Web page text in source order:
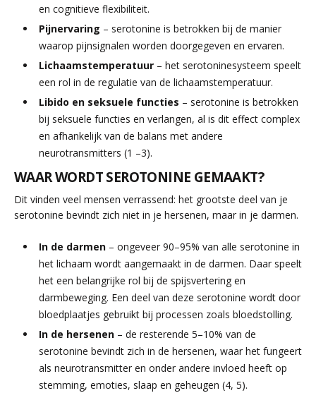
en cognitieve flexibiliteit.
Pijnervaring – serotonine is betrokken bij de manier
waarop pijnsignalen worden doorgegeven en ervaren.
Lichaamstemperatuur – het serotoninesysteem speelt
een rol in de regulatie van de lichaamstemperatuur.
Libido en seksuele functies – serotonine is betrokken
bij seksuele functies en verlangen, al is dit effect complex
en afhankelijk van de balans met andere
neurotransmitters (1 –3).
WAAR WORDT SEROTONINE GEMAAKT?
Dit vinden veel mensen verrassend: het grootste deel van je
serotonine bevindt zich niet in je hersenen, maar in je darmen.
In de darmen– ongeveer 90–95% van alle serotonine in
het lichaam wordt aangemaakt in de darmen. Daar speelt
het een belangrijke rol bij de spijsvertering en
darmbeweging. Een deel van deze serotonine wordt door
bloedplaatjes gebruikt bij processen zoals bloedstolling.
In de hersenen – de resterende 5–10% van de
serotonine bevindt zich in de hersenen, waar het fungeert
als neurotransmitter en onder andere invloed heeft op
stemming, emoties, slaap en geheugen (4, 5).